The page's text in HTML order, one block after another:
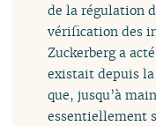
de la régulation
vérification des
Zuckerberg a
existait depuis la
que, jusqu’à
essentiellement